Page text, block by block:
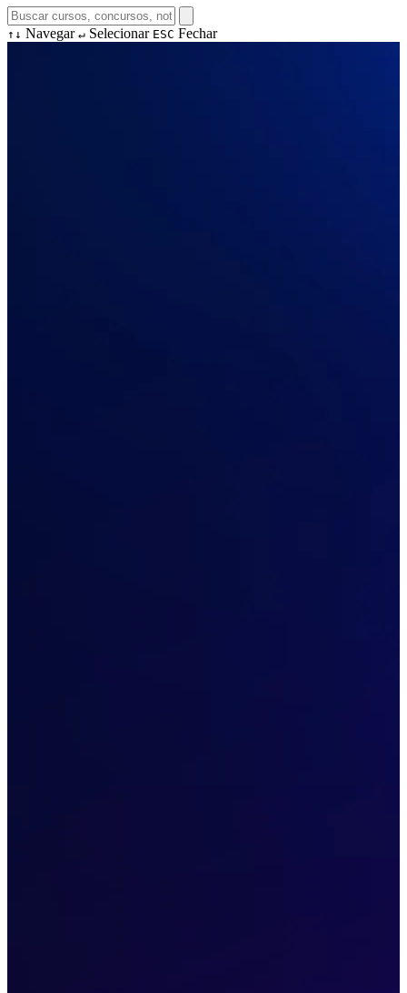
↑↓ Navegar ↵ Selecionar ESC Fechar